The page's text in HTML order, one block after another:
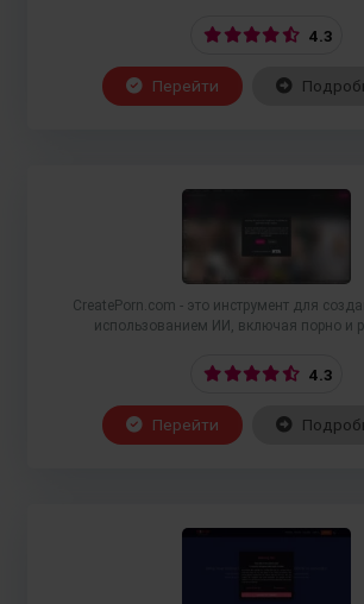
4.3
Перейти
CreatePorn.com - это инструмент для
использованием ИИ, включая порно и
4.3
Перейти